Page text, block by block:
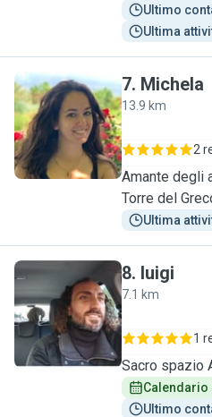
Ultimo
Ultima
M
7. Michela
13.9 km
2
Amante degli
Torre del
Ultima
L
8. luigi
7.1 km
1
Sacro spazio
Ultimo